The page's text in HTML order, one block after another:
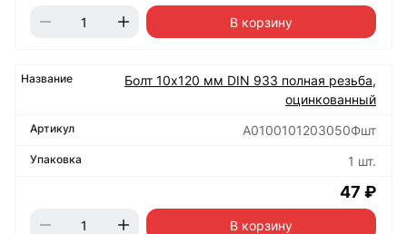
В корзину
Болт 10х120 мм DIN 933 полная резьба,
оцинкованный
А0100101203050Фшт
1 шт.
47 ₽
В корзину